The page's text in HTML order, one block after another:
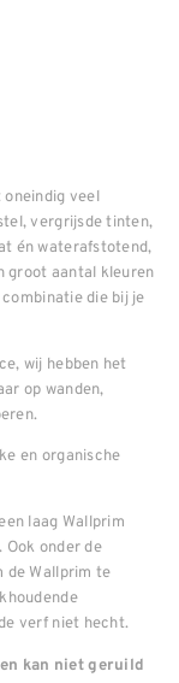
veel
vergrijsde tinten,
én waterafstotend,
groot aantal kleuren
die bij je
wij hebben het
op wanden,
en organische
laag Wallprim
onder de
de Wallprim te
verf niet hecht.
kan niet geruild